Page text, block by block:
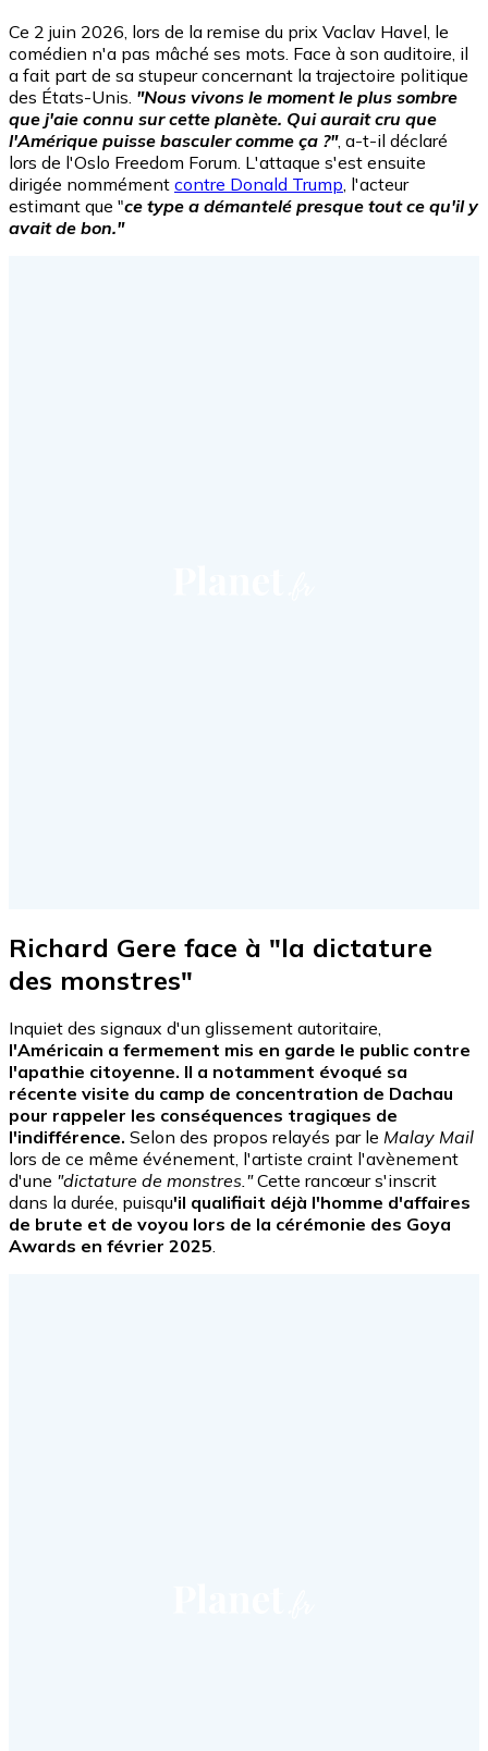
Ce 2 juin 2026, lors de la remise du prix Vaclav Havel, le
comédien n'a pas mâché ses mots. Face à son auditoire, il
a fait part de sa stupeur concernant la trajectoire politique
des États-Unis. "Nous vivons le moment le plus sombre
que j'aie connu sur cette planète. Qui aurait cru que
l'Amérique puisse basculer comme ça ?", a-t-il déclaré
lors de l'Oslo Freedom Forum. L'attaque s'est ensuite
dirigée nommément contre Donald Trump , l'acteur
estimant que "ce type a démantelé presque tout ce qu'il y
avait de bon."
Richard Gere face à "la dictature
des monstres"
Inquiet des signaux d'un glissement autoritaire,
l'Américain a fermement mis en garde le public contre
l'apathie citoyenne. Il a notamment évoqué sa
récente visite du camp de concentration de Dachau
pour rappeler les conséquences tragiques de
l'indifférence. Selon des propos relayés par le Malay Mail
lors de ce même événement, l'artiste craint l'avènement
d'une "dictature de monstres."Cette rancœur s'inscrit
dans la durée, puisqu'il qualifiait déjà l'homme d'affaires
de brute et de voyou lors de la cérémonie des Goya
Awards en février 2025.